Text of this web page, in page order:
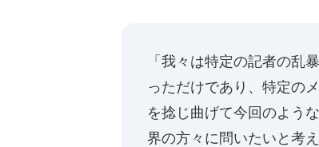
「我々は特定の記者の乱
っただけであり、特定の
を捻じ曲げて今回のよう
界の方々に問いたいと考え